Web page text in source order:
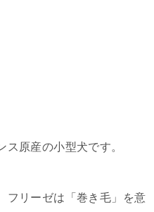
ス原産の小型犬です。
フリーゼは「巻き毛」を意